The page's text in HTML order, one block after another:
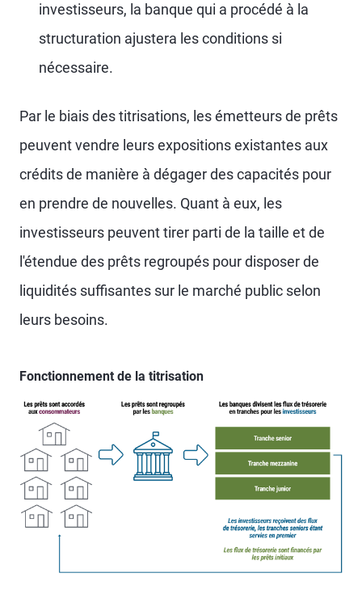
investisseurs, la banque qui a procédé à la
structuration ajustera les conditions si
nécessaire.
Par le biais des titrisations, les émetteurs de prêts
peuvent vendre leurs expositions existantes aux
crédits de manière à dégager des capacités pour
en prendre de nouvelles. Quant à eux, les
investisseurs peuvent tirer parti de la taille et de
l'étendue des prêts regroupés pour disposer de
liquidités suffisantes sur le marché public selon
leurs besoins.
Fonctionnement de la titrisation